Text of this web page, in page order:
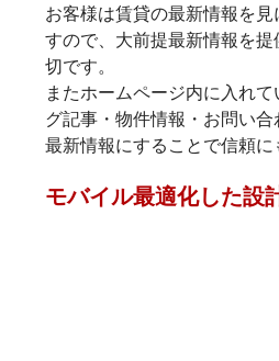
お客様は賃貸の最新情報を見
すので、大前提最新情報を
切です。
またホームページ内に入れて
グ記事・物件情報・お問い
最新情報にすること で信頼に
モバイル最適化した設